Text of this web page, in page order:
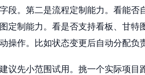
段。第二是流程定制能力。看能
定制能力。看是否支持看板、甘特
操作。比如状态变更后自动分配负
议先小范围试用。挑一个实际项